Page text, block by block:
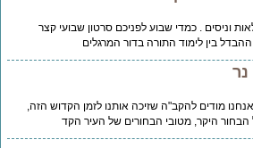
. כמדי שבוע לפניכם סרטון שבועי קצר
בין לימוד התורה בדור המרגלים
מודים להקב"ה שזיכה אותנו לזמן הקדוש הזה,
היקר, מטובי הבחורים של העיר הקד